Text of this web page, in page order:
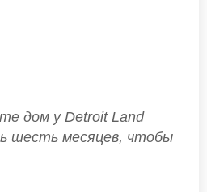
дом у Detroit Land
шесть месяцев, чтобы